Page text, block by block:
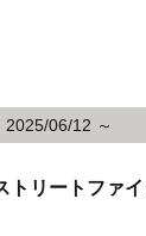
2025/06/12 ～
トリートファ